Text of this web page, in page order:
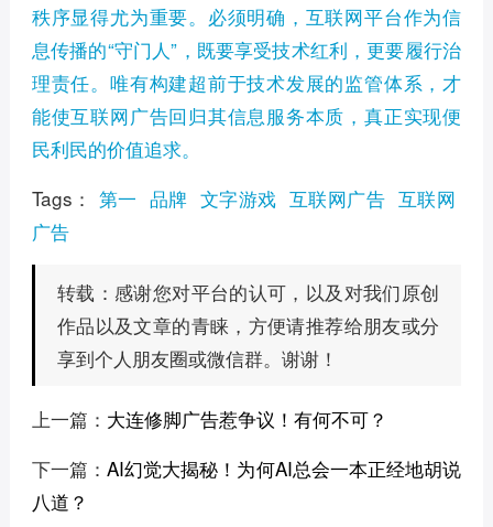
秩序显得尤为重要。必须明确，互联网平台作为信
息传播的“守门人”，既要享受技术红利，更要履行治
理责任。唯有构建超前于技术发展的监管体系，才
能使互联网广告回归其信息服务本质，真正实现便
民利民的价值追求。
Tags： 第一 品牌 文字游戏 互联网广告 互联网
广告
转载： 感谢您对平台的认可，以及对我们原创
作品以及文章的青睐，方便请推荐给朋友或分
享到个人朋友圈或微信群。谢谢！
上一篇： 大连修脚广告惹争议！有何不可？
下一篇：AI幻觉大揭秘！为何AI总会一本正经地胡说
八道？